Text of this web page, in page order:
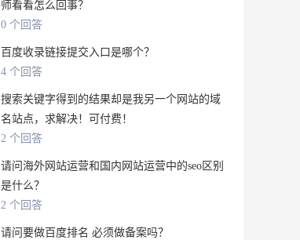
师看看怎么回事？
0 个回答
百度收录链接提交入口是哪个？
4 个回答
搜索关键字得到的结果却是我另一个网站的域
名站点，求解决！可付费！
2 个回答
请问海外网站运营和国内网站运营中的seo区别
是什么？
2 个回答
请问要做百度排名 必须做备案吗？